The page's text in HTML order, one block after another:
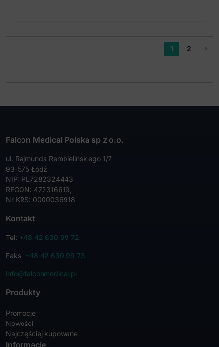
1 2
Falcon Medical Polska sp z o.o.
ul. Rajmunda Rembielińskiego 1/7
93-575 Łódź
NIP: PL7282324443
REGON: 472316619,
Nr KRS: 0000036918
Kontakt
Tel: +48 42 630 99 72
Faks: +48 42 630 99 73
info@falconmedical.pl
Produkty
Promocje
Nowości
Najczęściej kupowane
Informacje